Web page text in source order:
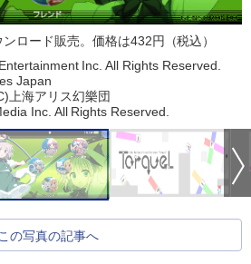
ロード販売。価格は432円（税込）
Inc. All Rights Reserved.
Japan
上海アリス幻樂団
Inc. All Rights Reserved.
この写真の記事へ